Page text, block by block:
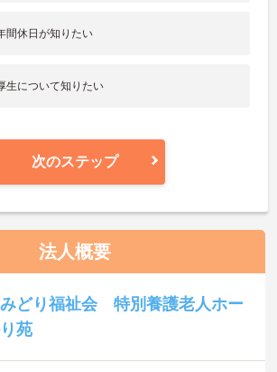
間休日が知りたい
生について知りたい
次のステップ
法人概要
どり福祉会 特別養護老人ホー
苑